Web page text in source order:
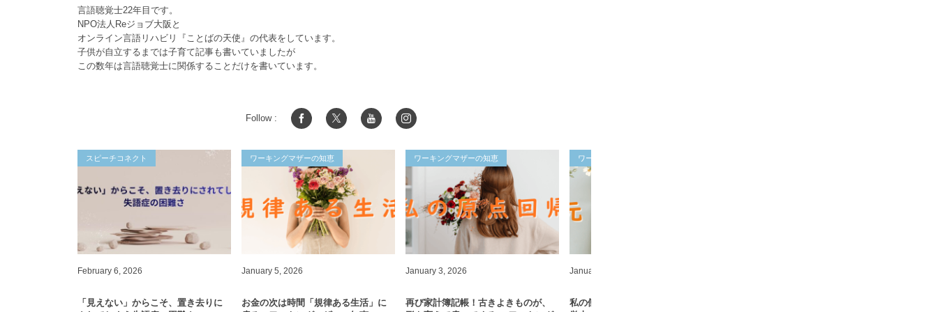
言語聴覚士22年目です。
NPO法人Reジョブ大阪と
オンライン言語リハビリ『ことばの天使』の代表をしています。
子供が自立するまでは子育て記事も書いていましたが
この数年は言語聴覚士に関係することだけを書いています。
Follow :
スピーチコネクト
February 6 2026
「見えない」からこそ、置き去りに
ワーキングマザーの知恵
January 5 2026
お金の次は時間「規律ある生活」に
ワーキングマザーの知恵
January 3 2026
再び家計簿記帳！古きよきものが、
ワーキングマザーの知恵
January
私の働き方改革！～起業した言語聴